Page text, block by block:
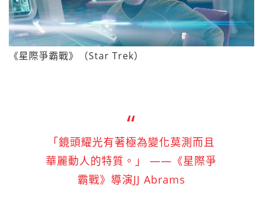
《星際爭霸戰》（Star Trek）
「鏡頭耀光有著極為變化莫測而且
華麗動人的特質。」 ——《星際爭
霸戰》導演JJ Abrams